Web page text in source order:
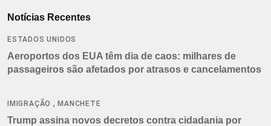
Notícias Recentes
ESTADOS UNIDOS
Aeroportos dos EUA têm dia de caos: milhares de
passageiros são afetados por atrasos e cancelamentos
IMIGRAÇÃO ,MANCHETE
Trump assina novos decretos contra cidadania por